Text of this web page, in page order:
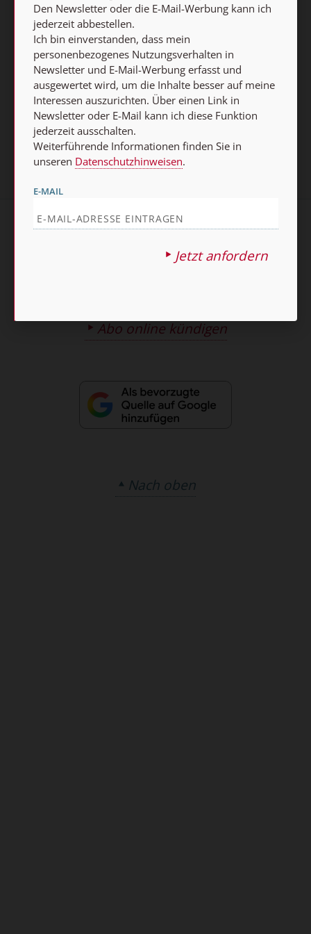
Weiterführende Informationen finden Sie in unseren
Datenschutzhinweisen.
E-MAIL
Jetzt anmelden
AGB und Widerrufsbelehrung Datenschutz
Impressum
Abo online kündigen
Nach oben
Den Newsletter oder die E-Mail-Werbung kann ich
jederzeit abbestellen.
Ich bin einverstanden, dass mein
personenbezogenes Nutzungsverhalten in
Newsletter und E-Mail-Werbung erfasst und
ausgewertet wird, um die Inhalte besser auf meine
Interessen auszurichten. Über einen Link in
Newsletter oder E-Mail kann ich diese Funktion
jederzeit ausschalten.
Weiterführende Informationen finden Sie in
unseren Datenschutzhinweisen.
E-MAIL
Jetzt anfordern